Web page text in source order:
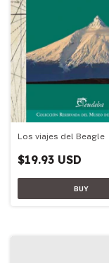
Los viajes del Beagle
$19.93 USD